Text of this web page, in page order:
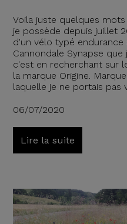
Voila juste quelques
je possède depuis juillet
d'un vélo typé endurance
Cannondale Synapse
c'est en recherchant sur
la marque Origine.
laquelle je ne portais pas
06/07/2020
Lire la suite